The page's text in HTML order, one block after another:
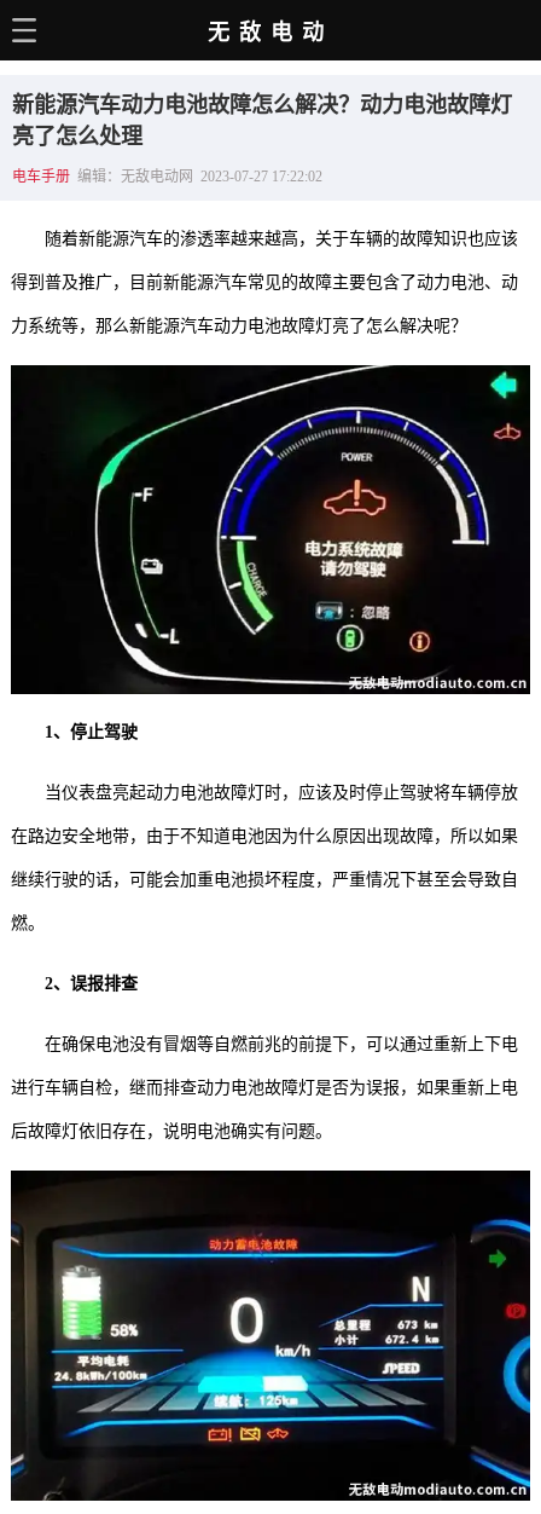
电动百科
电车资讯
电车手册
选车推荐
充电站
无敌电动
新能源汽车动力电池故障怎么解决？动力电池故障灯
亮了怎么处理
电车手册 编辑：无敌电动网 2023-07-27 17:22:02
随着新能源汽车的渗透率越来越高，关于车辆的故障知识也应该
得到普及推广，目前新能源汽车常见的故障主要包含了动力电池、动
力系统等，那么新能源汽车动力电池故障灯亮了怎么解决呢？
1、停止驾驶
当仪表盘亮起动力电池故障灯时，应该及时停止驾驶将车辆停放
在路边安全地带，由于不知道电池因为什么原因出现故障，所以如果
继续行驶的话，可能会加重电池损坏程度，严重情况下甚至会导致自
燃。
2、误报排查
在确保电池没有冒烟等自燃前兆的前提下，可以通过重新上下电
进行车辆自检，继而排查动力电池故障灯是否为误报，如果重新上电
后故障灯依旧存在，说明电池确实有问题。